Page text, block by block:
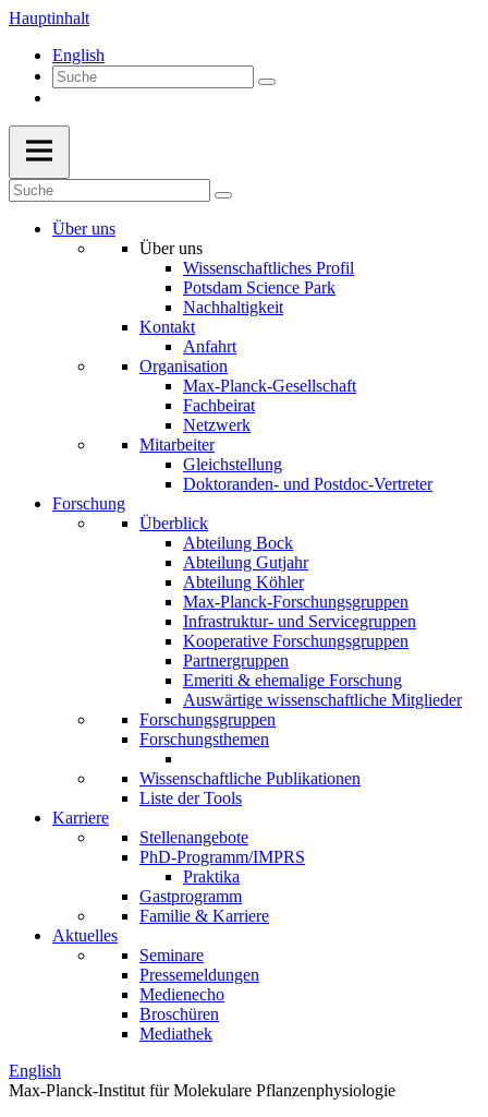
Hauptinhalt
English
Über uns
Über uns
Wissenschaftliches Profil
Potsdam Science Park
Nachhaltigkeit
Kontakt
Anfahrt
Organisation
Max-Planck-Gesellschaft
Fachbeirat
Netzwerk
Mitarbeiter
Gleichstellung
Doktoranden- und Postdoc-Vertreter
Forschung
Überblick
Abteilung Bock
Abteilung Gutjahr
Abteilung Köhler
Max-Planck-Forschungsgruppen
Infrastruktur- und Servicegruppen
Kooperative Forschungsgruppen
Partnergruppen
Emeriti & ehemalige Forschung
Auswärtige wissenschaftliche Mitglieder
Forschungsgruppen
Forschungsthemen
Wissenschaftliche Publikationen
Liste der Tools
Karriere
Stellenangebote
PhD-Programm/IMPRS
Praktika
Gastprogramm
Familie & Karriere
Aktuelles
Seminare
Pressemeldungen
Medienecho
Broschüren
Mediathek
English
Max-Planck-Institut für Molekulare Pflanzenphysiologie